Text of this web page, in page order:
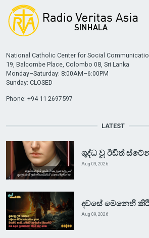
National Catholic Center for Social
19, Balcombe Place, Colombo 08, Sri Lanka
Monday–Saturday: 8:00AM–6:00PM
Sunday: CLOSED
Phone: +94 11 2697597
LATEST
ශුද්ධ වූ ඊඩිත්
Aug 09, 2026
දවසේ මෙනෙහි
Aug 09, 2026